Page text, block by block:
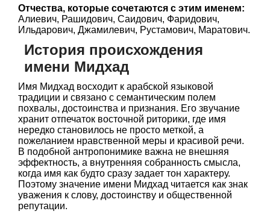
Отчества, которые сочетаются с этим именем:
Алиевич, Рашидович, Саидович, Фаридович,
Ильдарович, Джамилевич, Рустамович, Маратович.
История происхождения
имени Мидхад
Имя Мидхад восходит к арабской языковой
традиции и связано с семантическим полем
похвалы, достоинства и признания. Его звучание
хранит отпечаток восточной риторики, где имя
нередко становилось не просто меткой, а
пожеланием нравственной меры и красивой речи.
В подобной антропонимике важна не внешняя
эффектность, а внутренняя собранность смысла,
когда имя как будто сразу задает тон характеру.
Поэтому значение имени Мидхад читается как знак
уважения к слову, достоинству и общественной
репутации.